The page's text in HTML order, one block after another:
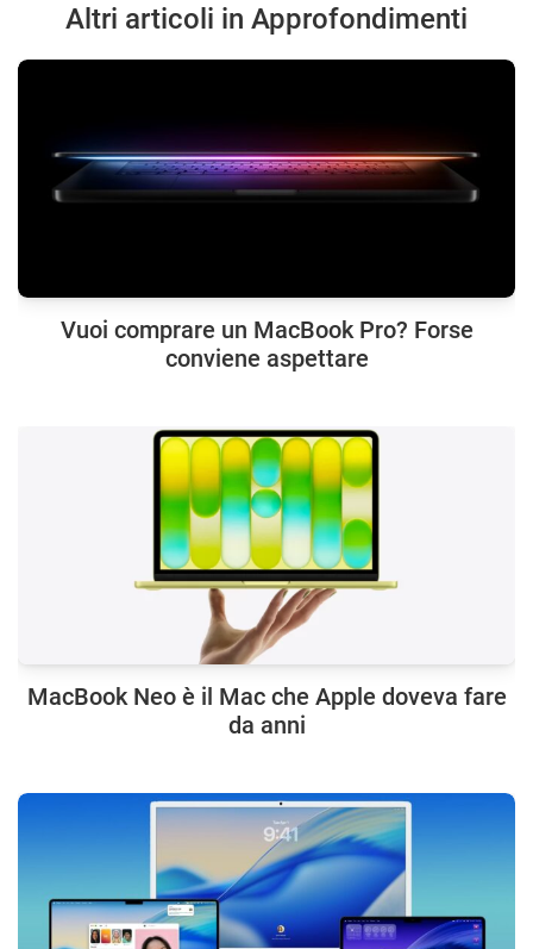
Altri articoli in Approfondimenti
Vuoi comprare un MacBook Pro? Forse
conviene aspettare
MacBook Neo è il Mac che Apple doveva fare
da anni